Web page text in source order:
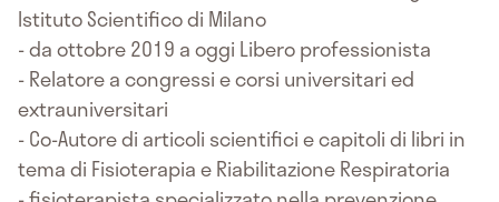
Istituto Scientifico di Milano
- da ottobre 2019 a oggi Libero professionista
- Relatore a congressi e corsi universitari ed
extrauniversitari
- Co-Autore di articoli scientifici e capitoli di libri in
tema di Fisioterapia e Riabilitazione Respiratoria